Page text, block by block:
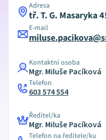
Adresa
tř. T. G. Masaryka
E-mail
Kontaktní osoba
Mgr. Miluše Pacíková
Telefon
603 574 554
Ředitel/ka
Mgr. Miluše Pacíková
Telefon na ředitele/ku